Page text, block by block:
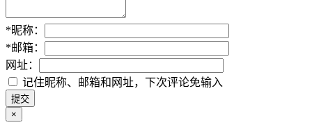
*昵称：
*邮箱：
网址：
记住昵称、邮箱和网址，下次评论免输入
×